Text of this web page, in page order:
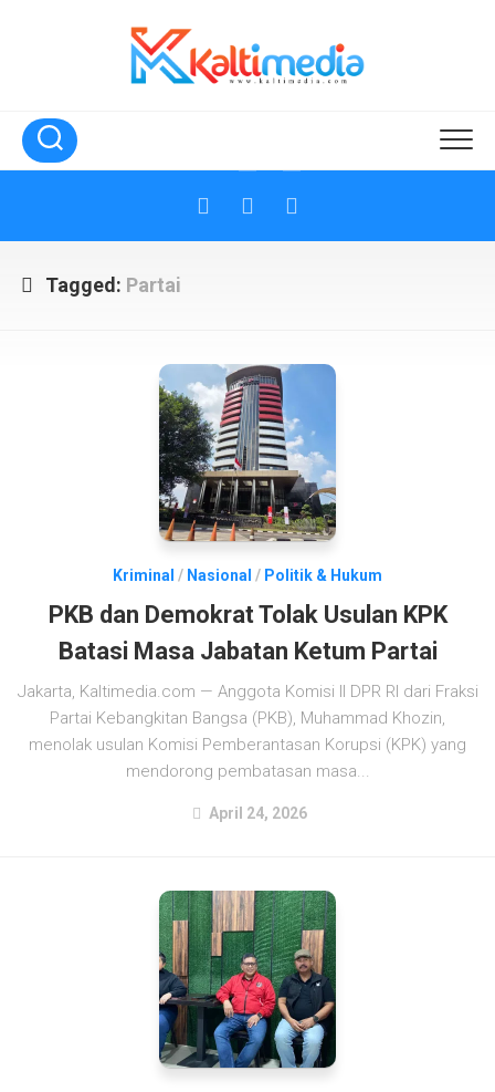
Tagged: Partai
Kriminal / Nasional / Politik & Hukum
PKB dan Demokrat Tolak Usulan KPK
Batasi Masa Jabatan Ketum Partai
Jakarta, Kaltimedia.com — Anggota Komisi II DPR RI dari Fraksi
Partai Kebangkitan Bangsa (PKB), Muhammad Khozin,
menolak usulan Komisi Pemberantasan Korupsi (KPK) yang
mendorong pembatasan masa...
April 24, 2026